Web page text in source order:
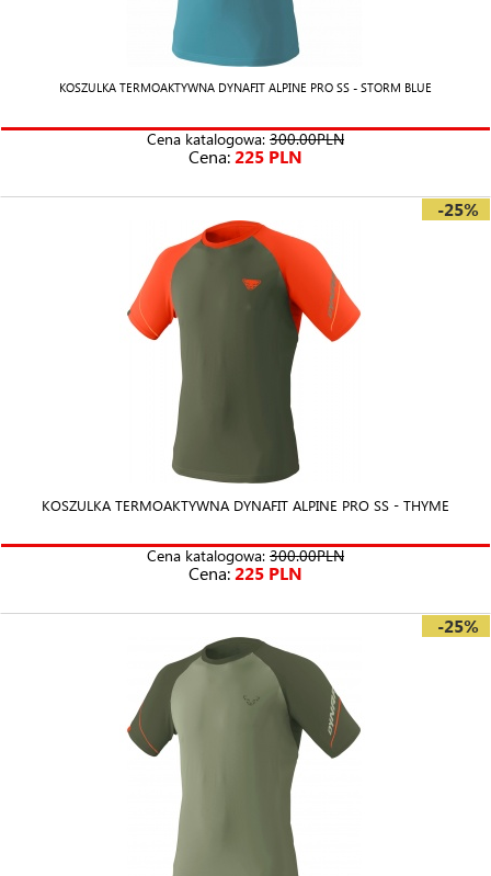
KOSZULKA TERMOAKTYWNA DYNAFIT ALPINE PRO SS - STORM BLUE
Cena katalogowa: 300.00PLN
Cena:225 PLN
-25%
KOSZULKA TERMOAKTYWNA DYNAFIT ALPINE PRO SS - THYME
Cena katalogowa: 300.00PLN
Cena:225 PLN
-25%